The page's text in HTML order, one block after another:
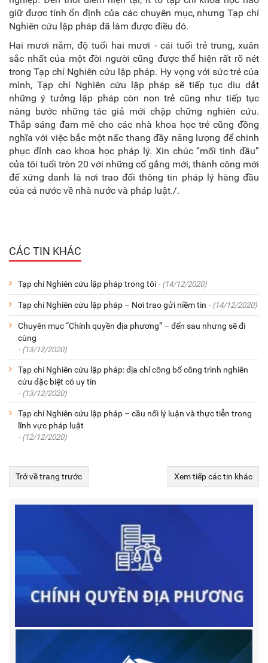
giữ được tính ổn định của các chuyên mục, nhưng Tạp chí
Nghiên cứu lập pháp đã làm được điều đó.
Hai mươi năm, độ tuổi hai mươi - cái tuổi trẻ trung, xuân
sắc nhất của một đời người cũng được thể hiện rất rõ nét
trong Tạp chí Nghiên cứu lập pháp. Hy vọng với sức trẻ của
mình, Tạp chí Nghiên cứu lập pháp sẽ tiếp tục dìu dắt
những ý tưởng lập pháp còn non trẻ cũng như tiếp tục
nâng bước những tác giả mới chập chững nghiên cứu.
Thắp sáng đam mê cho các nhà khoa học trẻ cũng đồng
nghĩa với việc bắc một nấc thang đầy năng lượng để chinh
phục đỉnh cao khoa học pháp lý. Xin chúc “mối tình đầu”
của tôi tuổi tròn 20 với những cố gắng mới, thành công mới
để xứng danh là nơi trao đổi thông tin pháp lý hàng đầu
của cả nước về nhà nước và pháp luật./.
CÁC TIN KHÁC
Tạp chí Nghiên cứu lập pháp trong tôi - (14/12/2020)
Tạp chí Nghiên cứu lập pháp – Nơi trao gửi niềm tin - (14/12/2020)
Chuyên mục “Chính quyền địa phương” – đến sau nhưng sẽ đi
cùng
- (13/12/2020)
Tạp chí Nghiên cứu lập pháp: địa chỉ công bố công trình nghiên
cứu đặc biệt có uy tín
- (13/12/2020)
Tạp chí Nghiên cứu lập pháp – cầu nối lý luận và thực tiễn trong
lĩnh vực pháp luật
- (12/12/2020)
Trở về trang trước Xem tiếp các tin khác